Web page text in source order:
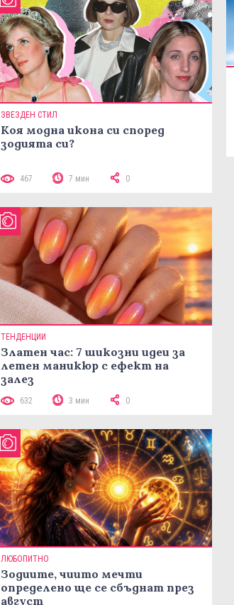
ЗВЕЗДЕН СТИЛ
Коя модна икона си според
зодията си?
467 7 мин 0
ТЕНДЕНЦИИ
Златен час: 7 шикозни идеи за
летен маникюр с ефект на
залез
632 3 мин 0
ЛЮБОПИТНО
Зодиите, чиито мечти
определено ще се сбъднат през
август